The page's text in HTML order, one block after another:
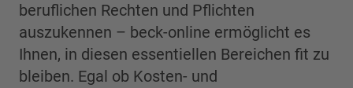
beruflichen Rechten und Pflichten
auszukennen – beck-online ermöglicht es
Ihnen, in diesen essentiellen Bereichen fit zu
bleiben. Egal ob Kosten- und